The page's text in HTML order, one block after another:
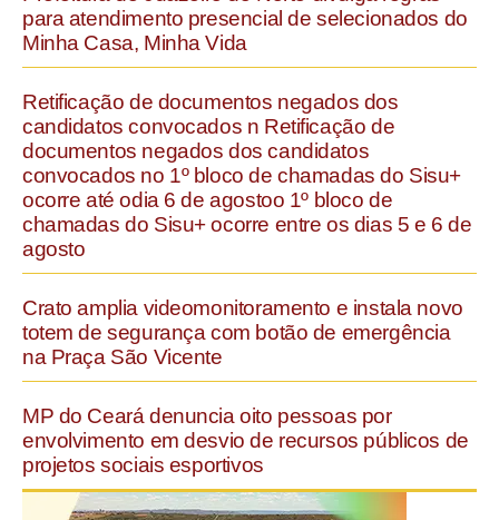
para atendimento presencial de selecionados do
Minha Casa, Minha Vida
Retificação de documentos negados dos
candidatos convocados n Retificação de
documentos negados dos candidatos
convocados no 1º bloco de chamadas do Sisu+
ocorre até odia 6 de agostoo 1º bloco de
chamadas do Sisu+ ocorre entre os dias 5 e 6 de
agosto
Crato amplia videomonitoramento e instala novo
totem de segurança com botão de emergência
na Praça São Vicente
MP do Ceará denuncia oito pessoas por
envolvimento em desvio de recursos públicos de
projetos sociais esportivos